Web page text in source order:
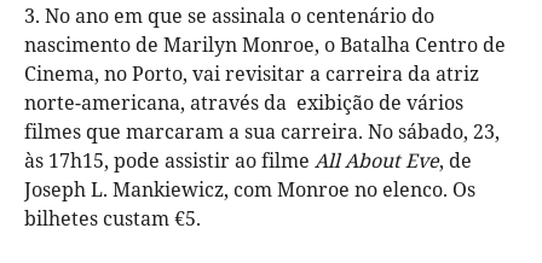
3. No ano em que se assinala o centenário do
nascimento de Marilyn Monroe, o Batalha Centro de
Cinema, no Porto, vai revisitar a carreira da atriz
norte-americana, através da exibição de vários
filmes que marcaram a sua carreira. No sábado, 23,
às 17h15, pode assistir ao filme All About Eve, de
Joseph L. Mankiewicz, com Monroe no elenco. Os
bilhetes custam €5.